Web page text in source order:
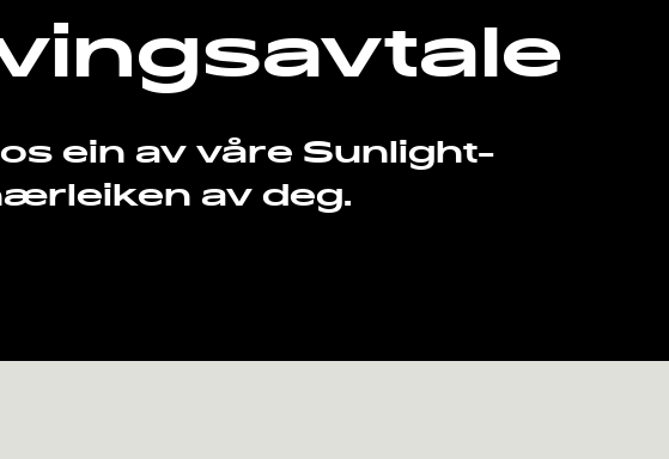
ein av våre Sunlight-
av deg.